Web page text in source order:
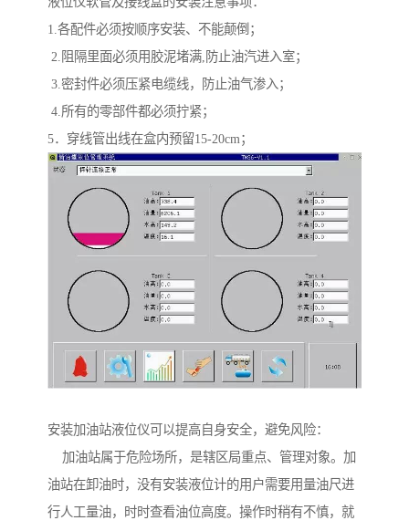
1.各配件必须按顺序安装、不能颠倒；
2.阻隔里面必须用胶泥堵满,防止油汽进入室；
3.密封件必须压紧电缆线，防止油气渗入；
4.所有的零部件都必须拧紧；
5．穿线管出线在盒内预留15-20cm；
安装加油站液位仪可以提高自身安全，避免风险：
加油站属于危险场所，是辖区局重点、管理对象。加
油站在卸油时，没有安装液位计的用户需要用量油尺进
行人工量油，时时查看油位高度。操作时稍有不慎，就